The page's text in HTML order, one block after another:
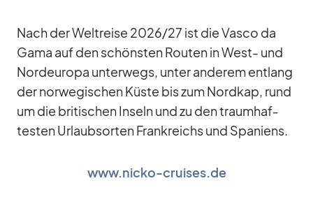
Nach der Welt­reise 2026/​27 ist die Vasco da
Gama auf den schöns­ten Rou­ten in West- und
Nord­eu­ropa un­ter­wegs, un­ter an­de­rem ent­lang
der nor­we­gi­schen Küste bis zum Nord­kap, rund
um die bri­ti­schen In­seln und zu den traum­haf­
tes­ten Ur­laubs­or­ten Frank­reichs und Spa­ni­ens.
www.nicko-cruises.de